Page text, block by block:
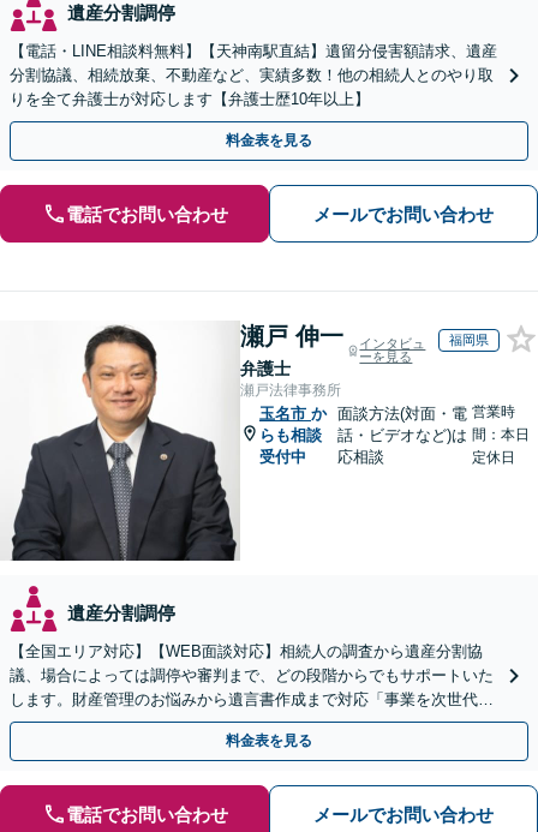
遺産分割調停
【電話・LINE相談料無料】【天神南駅直結】遺留分侵害額請求、遺産
分割協議、相続放棄、不動産など、実績多数！他の相続人とのやり取
りを全て弁護士が対応します【弁護士歴10年以上】
料金表を見る
電話でお問い合わせ メールでお問い合わせ
瀬戸 伸一
弁護士
インタビュ
ーを見る
福岡県
瀬戸法律事務所
玉名市 か
らも相談
受付中
面談方法(対面・電
話・ビデオなど)は
応相談
営業時
間：本日
定休日
遺産分割調停
【全国エリア対応】【WEB面談対応】相続人の調査から遺産分割協
議、場合によっては調停や審判まで、どの段階からでもサポートいた
します。財産管理のお悩みから遺言書作成まで対応「事業を次世代に
引き継ぐ安心の事業承継をサポート」【完全個室相談】
料金表を見る
電話でお問い合わせ メールでお問い合わせ